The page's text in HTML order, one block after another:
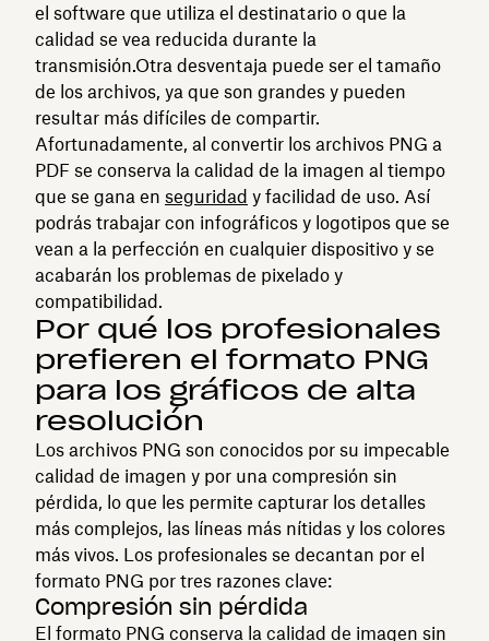
el software que utiliza el destinatario o que la
calidad se vea reducida durante la
transmisión.Otra desventaja puede ser el tamaño
de los archivos, ya que son grandes y pueden
resultar más difíciles de compartir.
Afortunadamente, al convertir los archivos PNG a
PDF se conserva la calidad de la imagen al tiempo
que se gana en seguridad y facilidad de uso. Así
podrás trabajar con infográficos y logotipos que se
vean a la perfección en cualquier dispositivo y se
acabarán los problemas de pixelado y
compatibilidad.
Por qué los profesionales
prefieren el formato PNG
para los gráficos de alta
resolución
Los archivos PNG son conocidos por su impecable
calidad de imagen y por una compresión sin
pérdida, lo que les permite capturar los detalles
más complejos, las líneas más nítidas y los colores
más vivos. Los profesionales se decantan por el
formato PNG por tres razones clave:
Compresión sin pérdida
El formato PNG conserva la calidad de imagen sin